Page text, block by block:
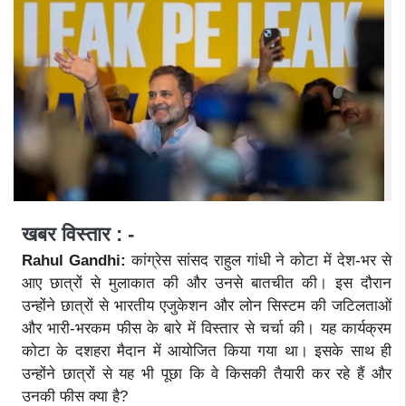
खबर विस्तार : -
Rahul Gandhi:कांग्रेस सांसद राहुल गांधी ने कोटा में देश-भर से
आए छात्रों से मुलाकात की और उनसे बातचीत की। इस दौरान
उन्होंने छात्रों से भारतीय एजुकेशन और लोन सिस्टम की जटिलताओं
और भारी-भरकम फीस के बारे में विस्तार से चर्चा की। यह कार्यक्रम
कोटा के दशहरा मैदान में आयोजित किया गया था। इसके साथ ही
उन्होंने छात्रों से यह भी पूछा कि वे किसकी तैयारी कर रहे हैं और
उनकी फीस क्या है?